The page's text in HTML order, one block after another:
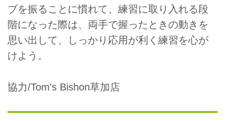
ブを振ることに慣れて、練習に取り入れる段
階になった際は、両手で握ったときの動きを
思い出して、しっかり応用が利く練習を心が
けよう。
協力/Tom's Bishon草加店